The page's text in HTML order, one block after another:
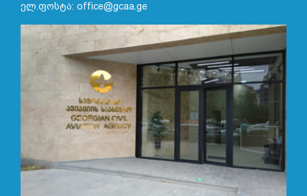
ელ.ფოსტა: office@gcaa.ge